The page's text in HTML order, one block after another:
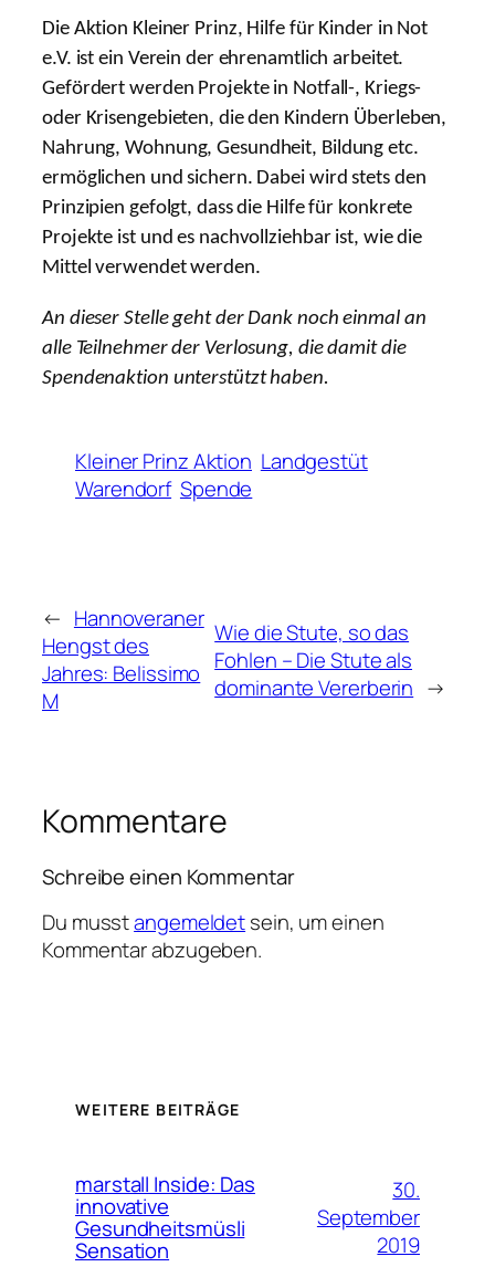
Die Aktion Kleiner Prinz, Hilfe für Kinder in Not
e.V. ist ein Verein der ehrenamtlich arbeitet.
Gefördert werden Projekte in Notfall-, Kriegs-
oder Krisengebieten, die den Kindern Überleben,
Nahrung, Wohnung, Gesundheit, Bildung etc.
ermöglichen und sichern. Dabei wird stets den
Prinzipien gefolgt, dass die Hilfe für konkrete
Projekte ist und es nachvollziehbar ist, wie die
Mittel verwendet werden.
An dieser Stelle geht der Dank noch einmal an
alle Teilnehmer der Verlosung, die damit die
Spendenaktion unterstützt haben.
Kleiner Prinz Aktion Landgestüt
Warendorf Spende
← Hannoveraner
Hengst des
Jahres: Belissimo
M
Wie die Stute, so das
Fohlen – Die Stute als
dominante Vererberin →
Kommentare
Schreibe einen Kommentar
Du musstangemeldetsein, um einen
Kommentar abzugeben.
WEITERE BEITRÄGE
marstall Inside: Das
innovative
Gesundheitsmüsli
Sensation
30.
September
2019